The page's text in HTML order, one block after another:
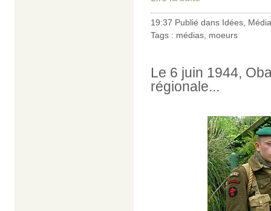
19:37 Publié dans Idées
Tags : médias moeurs
Le 6 juin 1944,
régionale...